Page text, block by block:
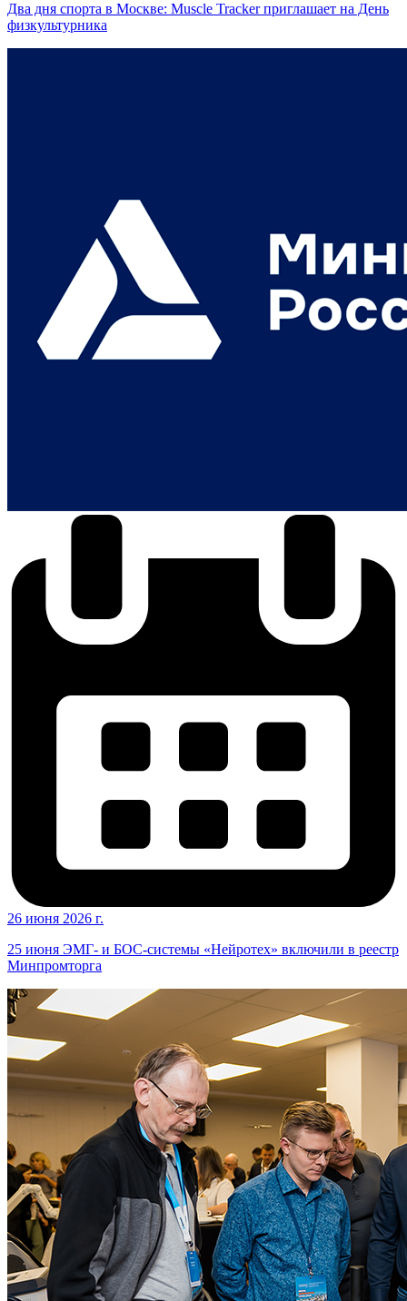
Два дня спорта в Москве: Muscle Tracker приглашает на День
физкультурника
26 июня 2026 г.
25 июня ЭМГ- и БОС-системы «Нейротех» включили в реестр
Минпромторга